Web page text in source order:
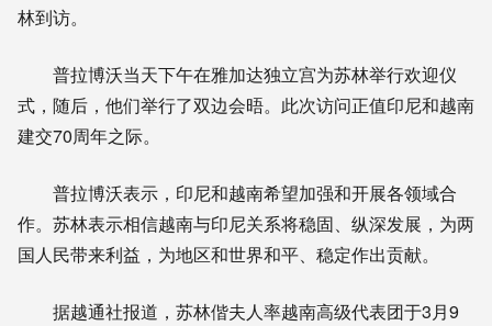
林到访。
普拉博沃当天下午在雅加达独立宫为苏林举行欢迎仪
式，随后，他们举行了双边会晤。此次访问正值印尼和越南
建交70周年之际。
普拉博沃表示，印尼和越南希望加强和开展各领域合
作。苏林表示相信越南与印尼关系将稳固、纵深发展，为两
国人民带来利益，为地区和世界和平、稳定作出贡献。
据越通社报道，苏林偕夫人率越南高级代表团于3月9